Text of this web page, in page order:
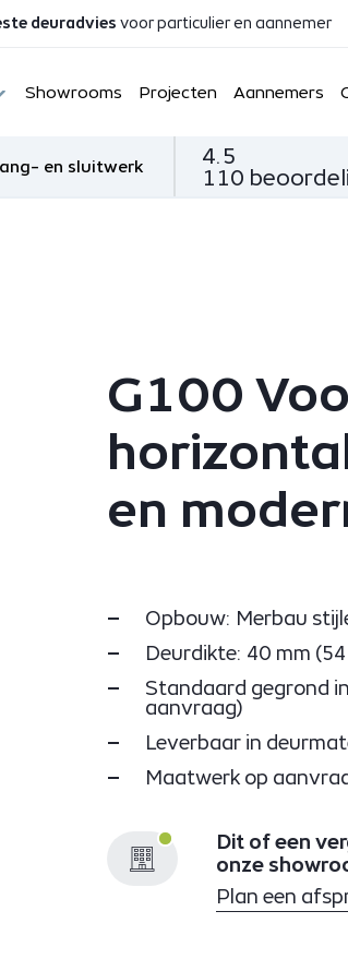
deuradvies voor particulier en aannemer
Showrooms Projecten Aannemers
en sluitwerk
4.5
110
G100
en
Opbouw: Merbau
Deurdikte: 40 mm
Standaard gegrond
aanvraag)
Leverbaar in
Maatwerk op
Dit of een
onze
Plan een